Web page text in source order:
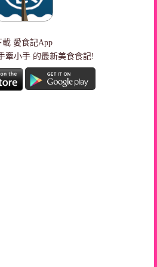
載 愛食記App
牽小手 的最新美食食記!